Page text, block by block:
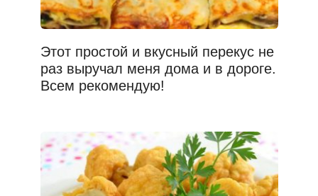
Этот простой и вкусный перекус не
раз выручал меня дома и в дороге.
Всем рекомендую!